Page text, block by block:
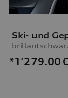
Ski- und
*1’279.00